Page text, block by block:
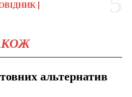
альтернатив